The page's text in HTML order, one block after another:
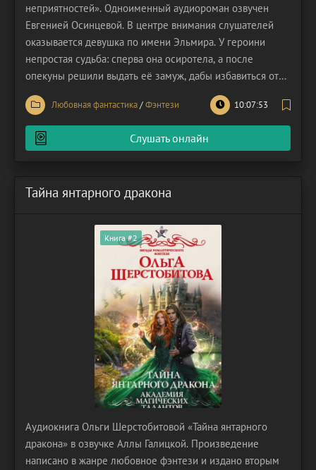
неприятностей». Одноименный аудиороман озвучен
Евгенией Осинцевой. В центре внимания слушателей
оказывается девушка по имени Эльмира. У героини
непростая судьба: сперва она осиротела, а после
опекуны решили выдать её замуж, дабы избавиться от
хлопот с девчонкой. Ей ничего не оставалось, кроме как
податься в бегство. Кто же думал, что желание обрести
свободу и самостоятельность обернется для Эльмиры
еще
Любовная фантастика/Фэнтези 10:07:53
Слушать онлайн
Тайна янтарного дракона
Книга #2
Аудиокнига Ольги Шерстобитовой «Тайна янтарного
дракона» в озвучке Аллы Галицкой. Произведение
написано в жанре любовное фэнтези и издано вторым